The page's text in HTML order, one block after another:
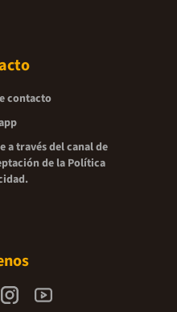
contacto
a través del canal de
de la Política